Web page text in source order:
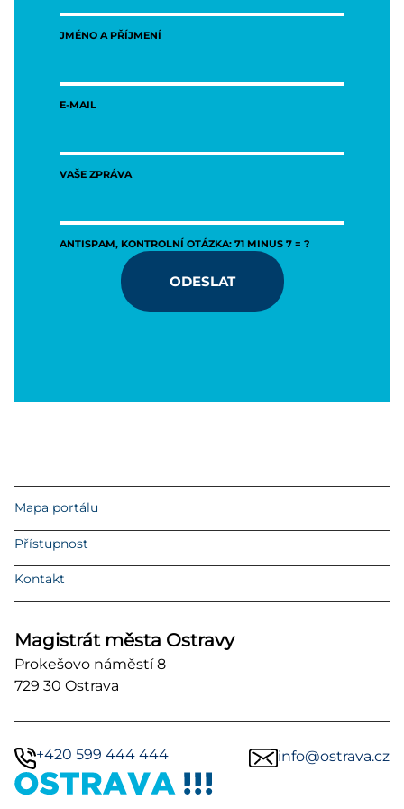
JMÉNO A PŘÍJMENÍ
E-MAIL
VAŠE ZPRÁVA
ANTISPAM, KONTROLNÍ OTÁZKA: 71 MINUS 7 = ?
ODESLAT
Mapa portálu
Přístupnost
Kontakt
Magistrát města Ostravy
Prokešovo náměstí 8
729 30 Ostrava
+420 599 444 444 info@ostrava.cz